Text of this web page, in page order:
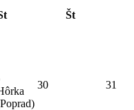
Št
30 31